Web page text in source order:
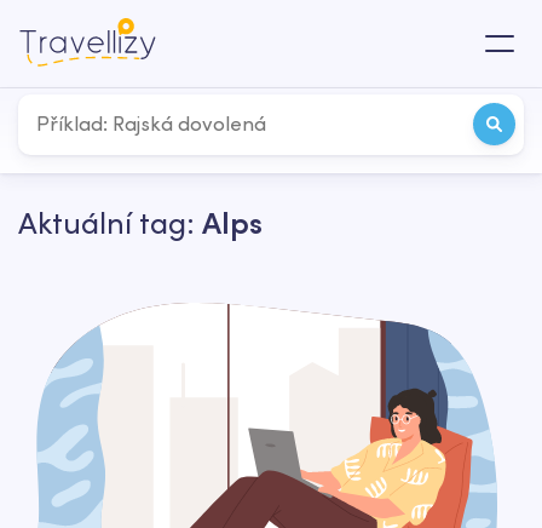
Aktuální tag: Alps